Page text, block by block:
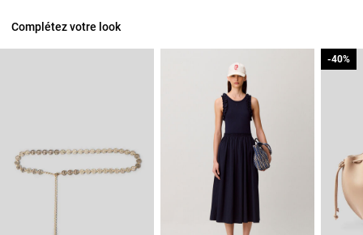
Complétez votre look
-40%
-40%